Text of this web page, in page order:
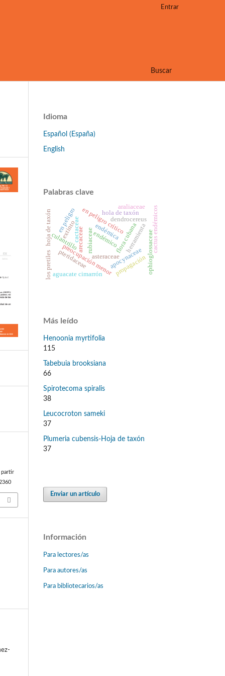
Buscar
Entrar
partir
Idioma
Español (España)
English
Palabras clave
asteraceae
endémicoflora cubana
preocupación menor
rubiaceae
apocynaceae
endémica
arecaceae
en peligro crítico
aguacate cimarrón
cactaceae dendrocereus
propagación
culantrillo
en peligro
hoja de taxón
pteridaceae
hola de taxón
ophioglossaceaecactus endémicos
herramienta
araliaceae
extinto
los pretiles
Más leído
Henoonia myrtifolia
115
Tabebuia brooksiana
66
Spirotecoma spiralis
38
Leucocroton sameki
37
Plumeria cubensis-Hoja de taxón
37
Enviar un artículo
Información
Para lectores/as
Para autores/as
Para bibliotecarios/as